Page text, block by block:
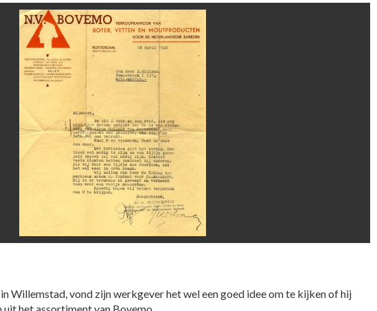
Willemstad, vond zijn werkgever het wel een goed idee om te kijken of hij